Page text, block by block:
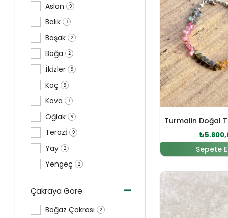
Aslan 9
Balık 1
Başak 2
Boğa 2
İki̇zler 9
Koç 9
Kova 1
Oğlak 9
Terazi̇ 9
Yay 2
Yengeç 2
Çakraya Göre -
Boğaz Çakrası 2
₺
Sepete
Orijinal